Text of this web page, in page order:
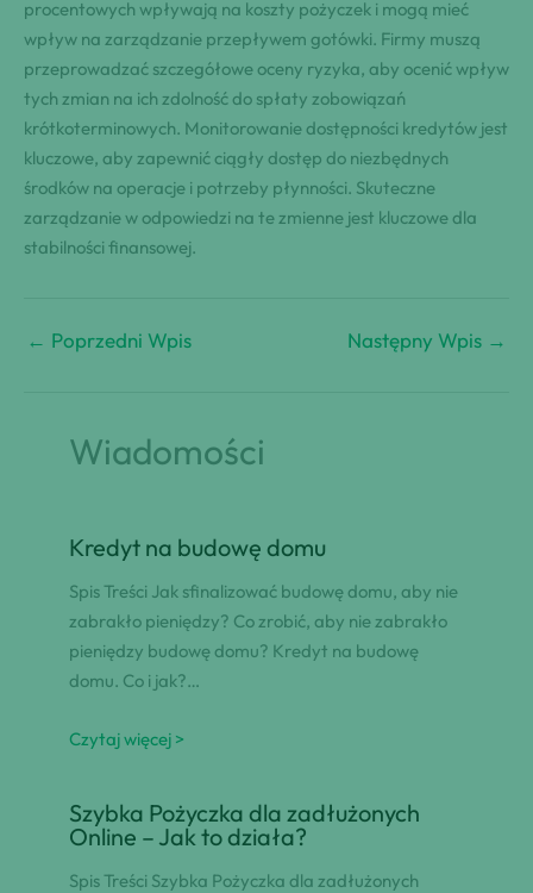
procentowych wpływają na koszty pożyczek i mogą mieć
wpływ na zarządzanie przepływem gotówki. Firmy muszą
przeprowadzać szczegółowe oceny ryzyka, aby ocenić wpływ
tych zmian na ich zdolność do spłaty zobowiązań
krótkoterminowych. Monitorowanie dostępności kredytów jest
kluczowe, aby zapewnić ciągły dostęp do niezbędnych
środków na operacje i potrzeby płynności. Skuteczne
zarządzanie w odpowiedzi na te zmienne jest kluczowe dla
stabilności finansowej.
← Poprzedni Wpis Następny Wpis →
Wiadomości
Kredyt na budowę domu
Spis Treści Jak sfinalizować budowę domu, aby nie
zabrakło pieniędzy? Co zrobić, aby nie zabrakło
pieniędzy budowę domu? Kredyt na budowę
domu. Co i jak?…
Czytaj więcej >
Szybka Pożyczka dla zadłużonych
Online – Jak to działa?
Spis Treści Szybka Pożyczka dla zadłużonych